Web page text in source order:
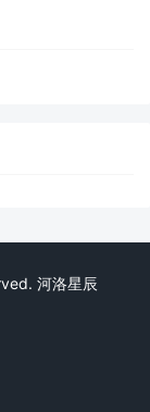
河洛星辰